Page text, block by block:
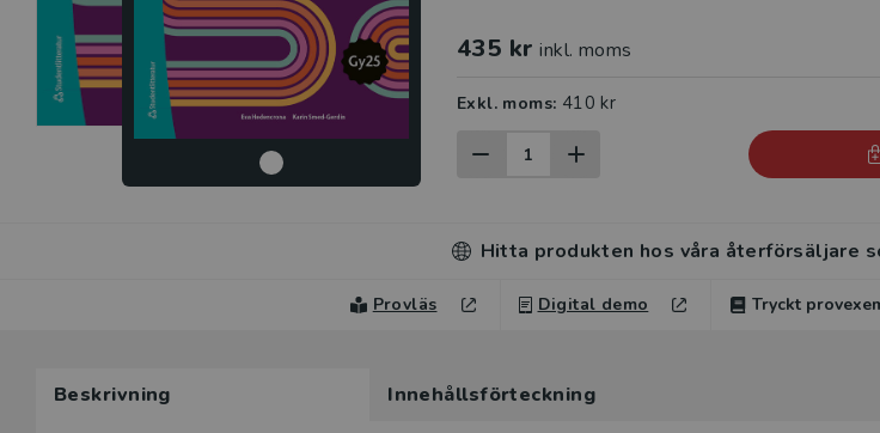
435 kr inkl. moms
Exkl. moms: 410 kr
Hitta produkten hos våra återförsäljare
Provläs Digital demo Tryckt
här produkten.
här produkten.
Beskrivning Innehållsförteckning